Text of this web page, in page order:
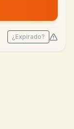
¿Expirado?